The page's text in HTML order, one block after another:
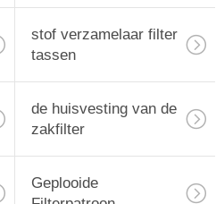
stof verzamelaar filter
tassen
de huisvesting van de
zakfilter
Geplooide